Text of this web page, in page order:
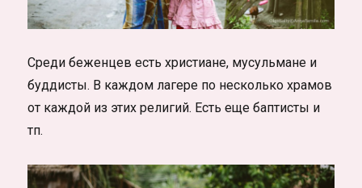
Среди беженцев есть христиане, мусульмане и
буддисты. В каждом лагере по несколько храмов
от каждой из этих религий. Есть еще баптисты и
тп.